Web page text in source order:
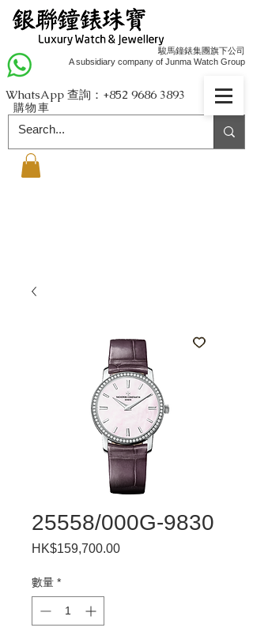
駿馬鐘錶集團旗下公司
A subsidiary company of Junma Watch Group
購物車
WhatsApp 查詢：+852 9686 3893
25558/000G-9830
HK$159,700.00價
數量 *